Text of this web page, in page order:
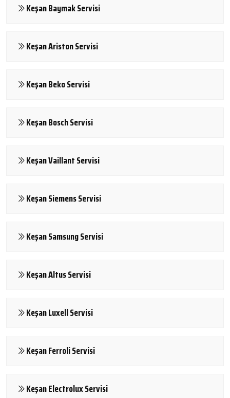
Keşan Baymak Servisi
Keşan Ariston Servisi
Keşan Beko Servisi
Keşan Bosch Servisi
Keşan Vaillant Servisi
Keşan Siemens Servisi
Keşan Samsung Servisi
Keşan Altus Servisi
Keşan Luxell Servisi
Keşan Ferroli Servisi
Keşan Electrolux Servisi